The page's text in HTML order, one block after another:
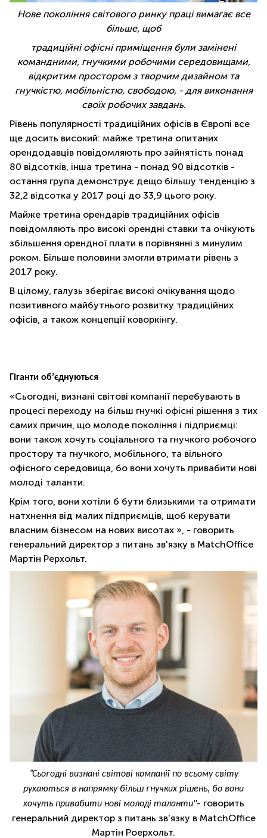
Нове покоління світового ринку праці вимагаєвсе
більше, щоб
традиційні офісні приміщення були замінені
командними, гнучкими робочими середовищами,
відкритим простором з творчим дизайном та
гнучкістю, мобільністю, свободою, - для виконання
своїх робочих завдань.
Рівень популярності традиційних офісів в Європі все
ще досить високий: майже третина опитаних
орендодавців повідомляють про зайнятість понад
80 відсотків, інша третина - понад 90 відсотків -
остання група демонструє дещо більшу тенденцію з
32,2 відсотка у 2017 році до 33,9 цього року.
Майже третина орендарів традиційних офісів
повідомляють про високі орендні ставки та очікують
збільшення орендної плати в порівнянні з минулим
роком. Більше половини змогли втримати рівень з
2017 року.
В цілому, галузь зберігає високі очікування щодо
позитивного майбутнього розвитку традиційних
офісів, а також концепції коворкінгу.
Гіганти об’єднуються
«Сьогодні, визнані світові компанії перебувають в
процесі переходу на більш гнучкі офісні рішення з тих
самих причин, що молоде покоління і підприємці:
вони також хочуть соціального та гнучкого робочого
простору та гнучкого, мобільного, та вільного
офісного середовища, бо вони хочуть привабити нові
молоді таланти.
Крім того, вони хотіли б бути близькими та отримати
натхнення від малих підприємців, щоб керувати
власним бізнесом на нових висотах », - говорить
генеральний директор з питань зв'язку в MatchOffice
Мартін Рерхольт.
"Сьогодні визнані світові компанії по всьому світу
рухаються в напрямку більш гнучких рішень, бо вони
хочуть привабити нові молоді таланти"- говорить
генеральний директор з питань зв'язку в MatchOffice
Мартін Роерхольт.